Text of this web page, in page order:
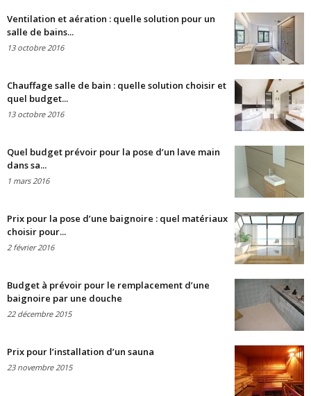
Ventilation et aération : quelle solution pour un
salle de bains...
13 octobre 2016
Chauffage salle de bain : quelle solution choisir et
quel budget...
13 octobre 2016
Quel budget prévoir pour la pose d’un lave main
dans sa...
1 mars 2016
Prix pour la pose d’une baignoire : quel matériaux
choisir pour...
2 février 2016
Budget à prévoir pour le remplacement d’une
baignoire par une douche
22 décembre 2015
Prix pour l’installation d’un sauna
23 novembre 2015